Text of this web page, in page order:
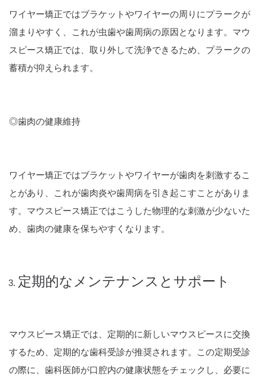
ワイヤー矯正ではブラケットやワイヤーの周りにプラークが
溜まりやすく、これが虫歯や歯周病の原因となります。マウ
スピース矯正では、取り外して洗浄できるため、プラークの
蓄積が抑えられます。
◎歯肉の健康維持
ワイヤー矯正ではブラケットやワイヤーが歯肉を刺激するこ
とがあり、これが歯肉炎や歯周病を引き起こすことがありま
す。マウスピース矯正ではこうした物理的な刺激が少ないた
め、歯肉の健康を保ちやすくなります。
定期的なメンテナンスとサポート
マウスピース矯正では、定期的に新しいマウスピースに交換
するため、定期的な歯科受診が推奨されます。この定期受診
の際に、歯科医師が口腔内の健康状態をチェックし、必要に